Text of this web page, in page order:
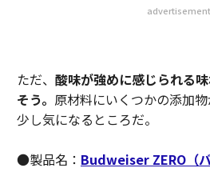
advertisement
ただ、 酸味が強めに感じられる
そう。 原材料にいくつかの添加物
少し気になるところだ。
●製品名： Budweiser ZERO（バ